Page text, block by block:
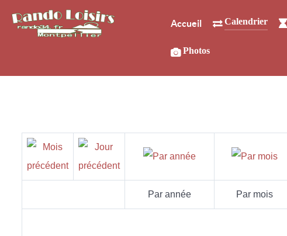
Accueil Calendrier
Photos
Par année Par mois